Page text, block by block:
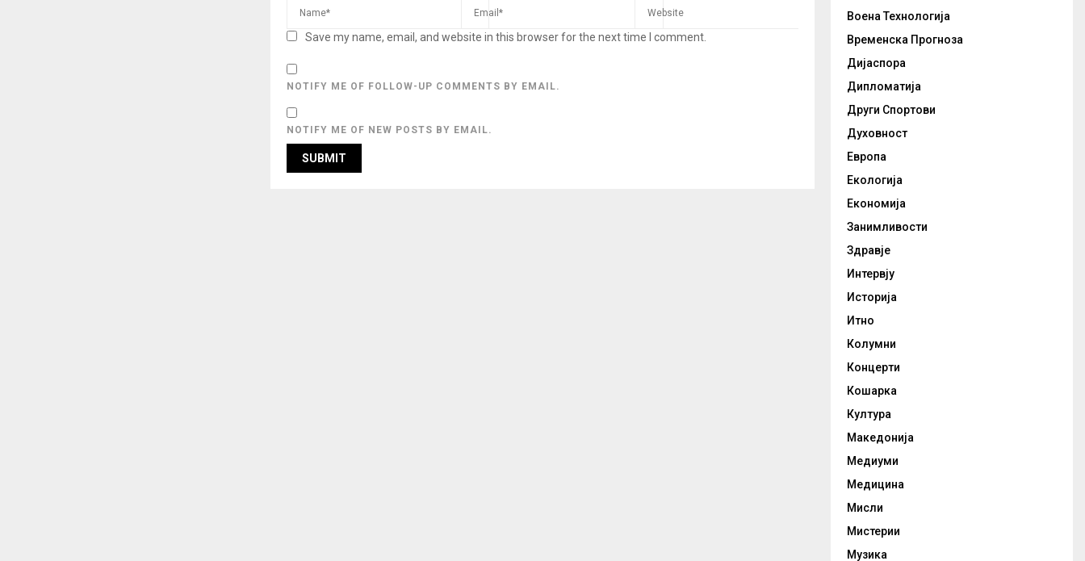
Save my name, email, and website in this browser for the next time I comment.
NOTIFY ME OF FOLLOW-UP COMMENTS BY EMAIL.
NOTIFY ME OF NEW POSTS BY EMAIL.
Воена Технологија
Временска Прогноза
Дијаспора
Дипломатија
Други Спортови
Духовност
Европа
Екологија
Економија
Занимливости
Здравје
Интервју
Историја
Итно
Колумни
Концерти
Кошарка
Култура
Македонија
Медиуми
Медицина
Мисли
Мистерии
Музика